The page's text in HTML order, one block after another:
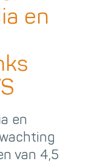
en
en
van 4,5